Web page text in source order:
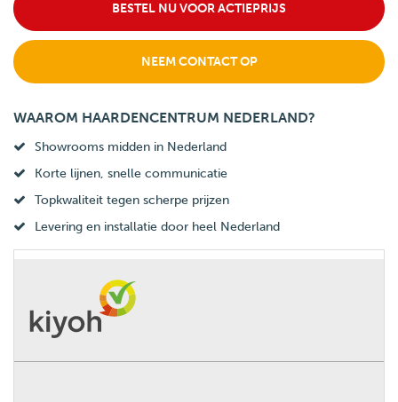
BESTEL NU VOOR ACTIEPRIJS
NEEM CONTACT OP
WAAROM HAARDENCENTRUM NEDERLAND?
Showrooms midden in Nederland
Korte lijnen, snelle communicatie
Topkwaliteit tegen scherpe prijzen
Levering en installatie door heel Nederland